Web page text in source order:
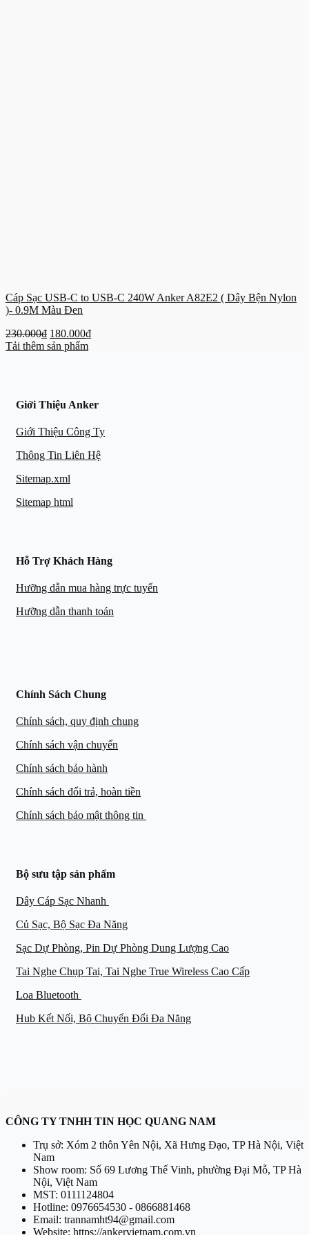
Cáp Sạc USB-C to USB-C 240W Anker A82E2 ( Dây Bện Nylon
)- 0.9M Màu Đen
230.000₫ Giá
gốc
180.000₫Giá
Tải thêm sản phẩm
Giới Thiệu Anker
Giới Thiệu Công Ty
Thông Tin Liên Hệ
Sitemap.xml
Sitemap html
Hỗ Trợ Khách Hàng
Hưỡng dẫn mua hàng trực tuyến
Hưỡng dẫn thanh toán
Chính Sách Chung
Chính sách, quy định chung
Chính sách vận chuyển
Chính sách bảo hành
Chính sách đổi trả, hoàn tiền
Chính sách bảo mật thông tin
Bộ sưu tập sản phẩm
Dây Cáp Sạc Nhanh
Củ Sạc, Bộ Sạc Đa Năng
Sạc Dự Phòng, Pin Dự Phòng Dung Lượng Cao
Tai Nghe Chụp Tai, Tai Nghe True Wireless Cao Cấp
Loa Bluetooth
Hub Kết Nối, Bộ Chuyển Đổi Đa Năng
CÔNG TY TNHH TIN HỌC QUANG NAM
Trụ sở: Xóm 2 thôn Yên Nội, Xã Hưng Đạo, TP Hà Nội, Việt
Nam
Show room: Số 69 Lương Thế Vinh, phường Đại Mỗ, TP Hà
Nội, Việt Nam
MST: 0111124804
Hotline: 0976654530 - 0866881468
Email: trannamht94@gmail.com
Website: https://ankervietnam.com.vn